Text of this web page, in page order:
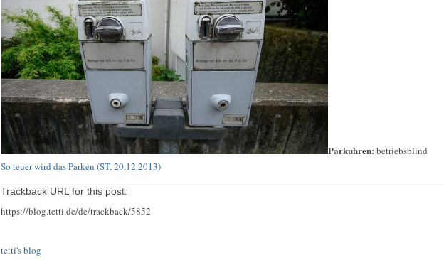
Parkuhren: betriebsblind
So teuer wird das Parken (ST, 20.12.2013)
Trackback URL for this post:
https://blog.tetti.de/de/trackback/5852
tetti's blog